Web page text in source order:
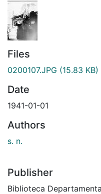
Files
0200107.JPG (15.83 KB)
Date
1941-01-01
Authors
s. n.
Publisher
Biblioteca